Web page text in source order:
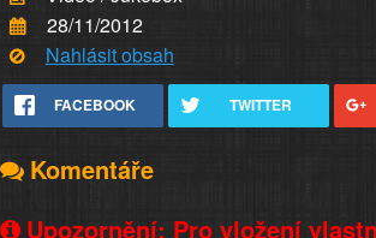
28/11/2012
Nahlásit obsah
FACEBOOK TWITTER
Komentáře
Upozornění: Pro vložení